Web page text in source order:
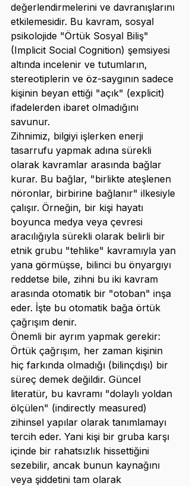
değerlendirmelerini ve davranışlarını
etkilemesidir. Bu kavram, sosyal
psikolojide "Örtük Sosyal Biliş"
(Implicit Social Cognition) şemsiyesi
altında incelenir ve tutumların,
stereotiplerin ve öz-saygının sadece
kişinin beyan ettiği "açık" (explicit)
ifadelerden ibaret olmadığını
savunur.
Zihnimiz, bilgiyi işlerken enerji
tasarrufu yapmak adına sürekli
olarak kavramlar arasında bağlar
kurar. Bu bağlar, "birlikte ateşlenen
nöronlar, birbirine bağlanır" ilkesiyle
çalışır. Örneğin, bir kişi hayatı
boyunca medya veya çevresi
aracılığıyla sürekli olarak belirli bir
etnik grubu "tehlike" kavramıyla yan
yana görmüşse, bilinci bu önyargıyı
reddetse bile, zihni bu iki kavram
arasında otomatik bir "otoban" inşa
eder. İşte bu otomatik bağa örtük
çağrışım denir.
Önemli bir ayrım yapmak gerekir:
Örtük çağrışım, her zaman kişinin
hiç farkında olmadığı (bilinçdışı) bir
süreç demek değildir. Güncel
literatür, bu kavramı "dolaylı yoldan
ölçülen" (indirectly measured)
zihinsel yapılar olarak tanımlamayı
tercih eder. Yani kişi bir gruba karşı
içinde bir rahatsızlık hissettiğini
sezebilir, ancak bunun kaynağını
veya şiddetini tam olarak